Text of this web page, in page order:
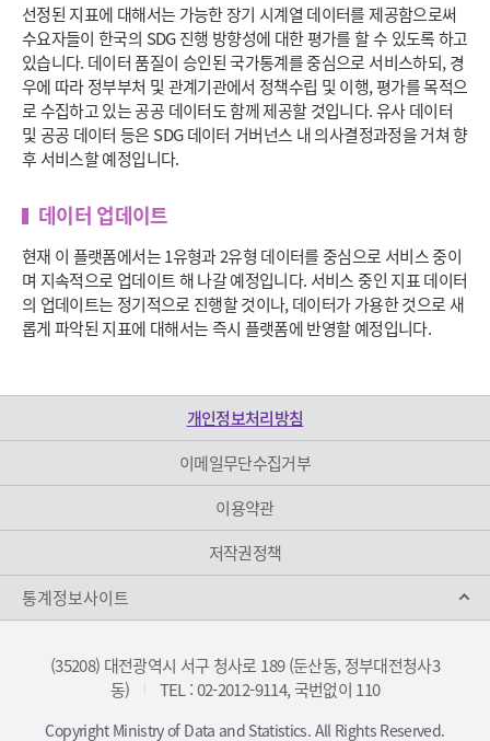
선정된 지표에 대해서는 가능한 장기 시계열 데이터를 제공함으로써
수요자들이 한국의 SDG 진행 방향성에 대한 평가를 할 수 있도록 하고
있습니다. 데이터 품질이 승인된 국가통계를 중심으로 서비스하되, 경
우에 따라 정부부처 및 관계기관에서 정책수립 및 이행, 평가를 목적으
로 수집하고 있는 공공 데이터도 함께 제공할 것입니다. 유사 데이터
및 공공 데이터 등은 SDG 데이터 거버넌스 내 의사결정과정을 거쳐 향
후 서비스할 예정입니다.
데이터 업데이트
현재 이 플랫폼에서는 1유형과 2유형 데이터를 중심으로 서비스 중이
며 지속적으로 업데이트 해 나갈 예정입니다. 서비스 중인 지표 데이터
의 업데이트는 정기적으로 진행할 것이나, 데이터가 가용한 것으로 새
롭게 파악된 지표에 대해서는 즉시 플랫폼에 반영할 예정입니다.
개인정보처리방침
이메일무단수집거부
이용약관
저작권정책
통계정보사이트
(35208) 대전광역시 서구 청사로 189 (둔산동, 정부대전청사3
동)
TEL : 02-2012-9114, 국번없이 110
Copyright Ministry of Data and Statistics. All Rights Reserved.